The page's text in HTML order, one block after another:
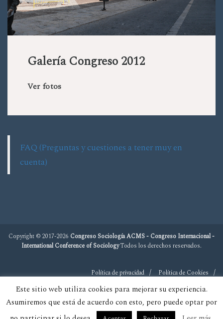
Galería Congreso 2012
Ver fotos
FAQ (Preguntas y cuestiones a tener muy en
cuenta)
Copyright © 2017-2026 Congreso Sociología ACMS - Congreso Internacional -
International Conference of SociologyTodos los derechos reservados.
Política de privacidad Política de Cookies
Este sitio web utiliza cookies para mejorar su experiencia.
Asumiremos que está de acuerdo con esto, pero puede optar por